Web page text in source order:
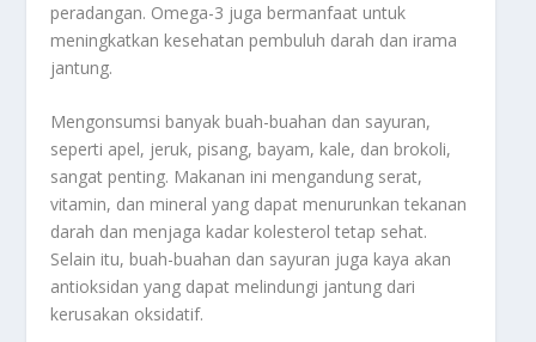
peradangan. Omega-3 juga bermanfaat untuk
meningkatkan kesehatan pembuluh darah dan irama
jantung.
Mengonsumsi banyak buah-buahan dan sayuran,
seperti apel, jeruk, pisang, bayam, kale, dan brokoli,
sangat penting. Makanan ini mengandung serat,
vitamin, dan mineral yang dapat menurunkan tekanan
darah dan menjaga kadar kolesterol tetap sehat.
Selain itu, buah-buahan dan sayuran juga kaya akan
antioksidan yang dapat melindungi jantung dari
kerusakan oksidatif.